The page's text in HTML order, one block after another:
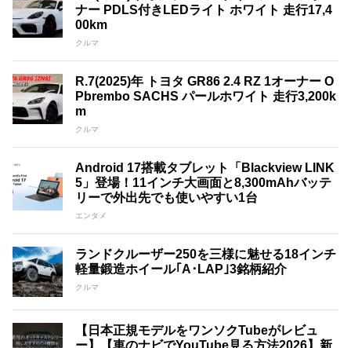
ナー PDLS付きLEDライト ホワイト 走行17,4
00km
クルマ
R.7(2025)年 トヨタ GR86 2.4 RZ 1オーナー O
Pbrembo SACHS パールホワイト 走行3,200k
m
クルマ
Android 17搭載タブレット「Blackview LINK
5」登場！11インチ大画面と8,300mAhバッテ
リーで外出先でも使いやすい1台
エンタメ
ランドクルーザー250を三様に魅せる18インチ
軽量鍛造ホイール｢A･LAP｣3銘柄紹介
クルマ
【日本正規モデルをワンソクTubeがレビュ
ー】【車のナビでYouTube見る方法2026】新